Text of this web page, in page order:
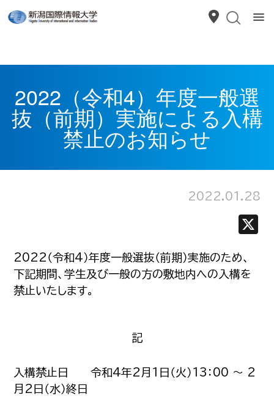
2022（令和4）年度一般選
抜（前期）実施による入構
禁止のお知らせ
2022.01.28
2022（令和4）年度一般選抜（前期）実施のため、
下記期間、学生及び一般の方の敷地内への入構を
禁止いたします。
記
入構禁止日 令和4年2月1日（火）13：00 ～ 2
月2日（水）終日